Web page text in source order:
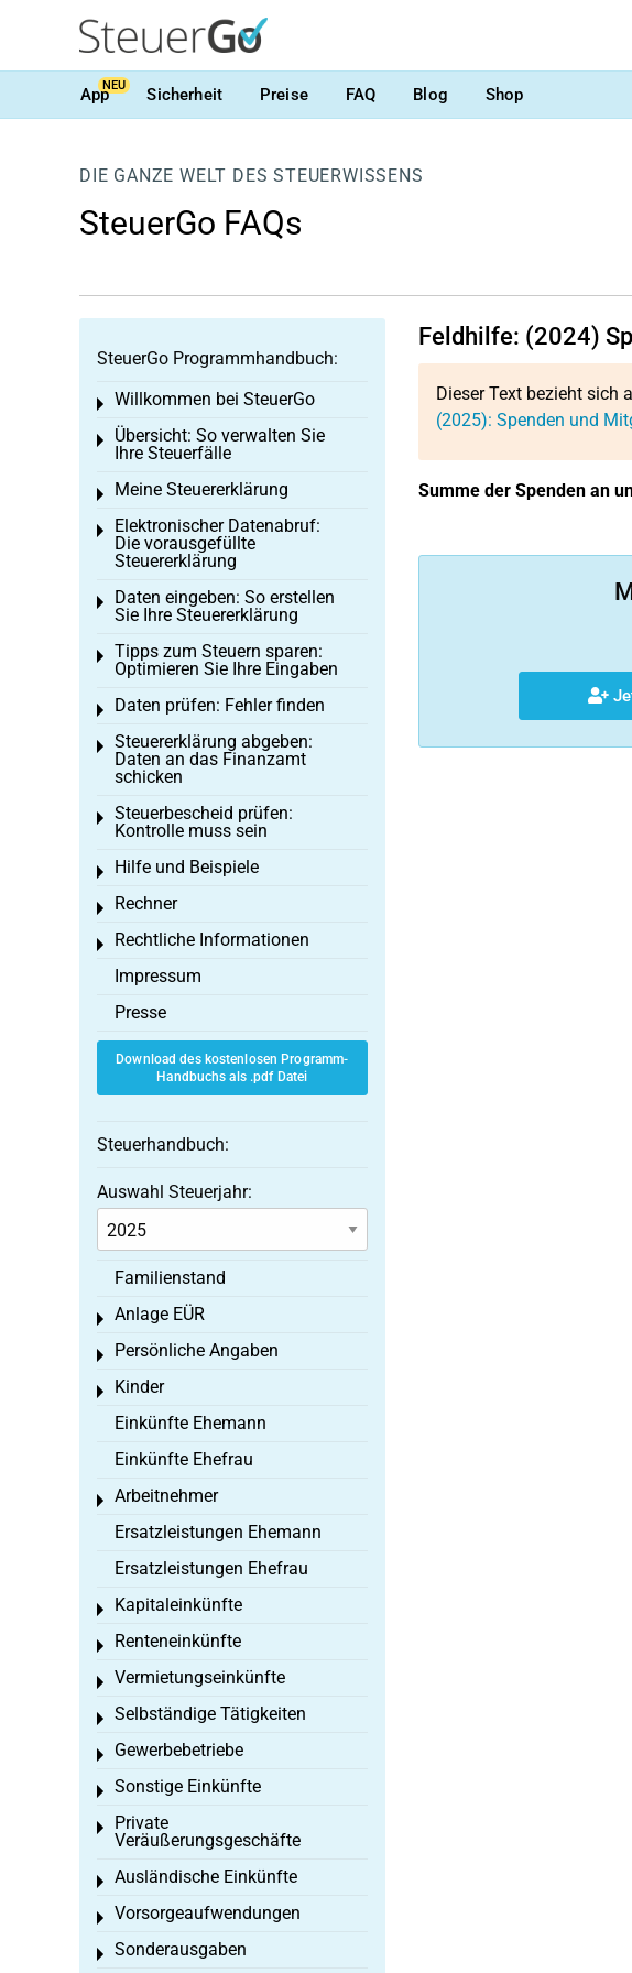
AppNEU Sicherheit Preise FAQ Blog Shop
DIE GANZE WELT DES STEUERWISSENS
SteuerGo FAQs
Feldhilfe: (2024)
Dieser Text bezieht sich
(2025): Spenden und
Summe der Spenden an
SteuerGo Programmhandbuch:
Willkommen bei SteuerGo
Toggle menu
Übersicht: So verwalten Sie
Ihre Steuerfälle
Toggle menu
Meine Steuererklärung
Toggle menu
Elektronischer Datenabruf:
Die vorausgefüllte
Steuererklärung
Toggle menu
Daten eingeben: So erstellen
Sie Ihre Steuererklärung
Toggle menu
Tipps zum Steuern sparen:
Optimieren Sie Ihre Eingaben
Toggle menu
Daten prüfen: Fehler finden
Toggle menu
Steuererklärung abgeben:
Daten an das Finanzamt
schicken
Toggle menu
Steuerbescheid prüfen:
Kontrolle muss sein
Toggle menu
Hilfe und Beispiele
Toggle menu
Rechner
Toggle menu
Rechtliche Informationen
Toggle menu
Impressum
Presse
Download des kostenlosen Programm-
Handbuchs als .pdf Datei
Steuerhandbuch:
Auswahl Steuerjahr:
Familienstand
Anlage EÜR
Toggle menu
Persönliche Angaben
Toggle menu
Kinder
Toggle menu
Einkünfte Ehemann
Einkünfte Ehefrau
Arbeitnehmer
Toggle menu
Ersatzleistungen Ehemann
Ersatzleistungen Ehefrau
Kapitaleinkünfte
Toggle menu
Renteneinkünfte
Toggle menu
Vermietungseinkünfte
Toggle menu
Selbständige Tätigkeiten
Toggle menu
Gewerbebetriebe
Toggle menu
Sonstige Einkünfte
Toggle menu
Private
Veräußerungsgeschäfte
Toggle menu
Ausländische Einkünfte
Toggle menu
Vorsorgeaufwendungen
Toggle menu
Sonderausgaben
Toggle menu